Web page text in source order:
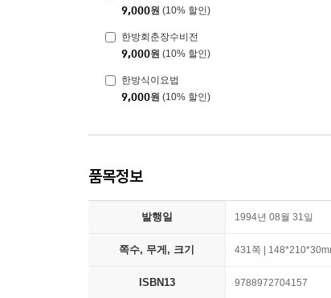
9,000원 (10% 할인)
한방회춘장수비전
9,000원 (10% 할인)
한방식이요법
9,000원 (10% 할인)
품목정보
발행일 1994년 08월 31일
쪽수, 무게, 크기 431쪽 |
ISBN13 9788972704157